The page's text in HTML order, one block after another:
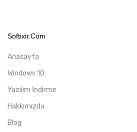
Softixir.com
Anasayfa
Windows 10
Yazılım İndirme
Hakkımızda
Blog